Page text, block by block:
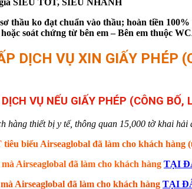
thầu ko đạt chuẩn vào thầu; hoàn tiền
soát chứng từ bên em – Bên em thuộc
DỊCH VỤ XIN GIẤY PHÉP
VỤ NẾU GIẤY PHÉP (CÔNG
hàng thiết bị y tế, thông quan 15,000 tờ khai
biểu Airseaglobal đã làm cho khách hàng
Airseaglobal đã làm cho khách hàng TẠI
Airseaglobal đã làm cho khách hàng TẠI